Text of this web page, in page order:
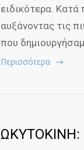
ειδικότερα. Κατά
αυξάνοντας τις
που
Περισσότερα